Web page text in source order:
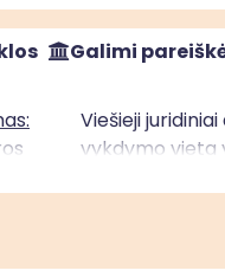
Galimi
Viešieji
vykdymo vieta
teritorijoje;